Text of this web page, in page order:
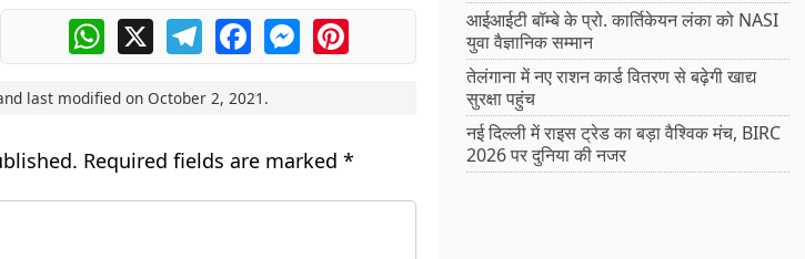
WhatsApp
X TelegramFacebookMessengerPinterest
last modified on October 2, 2021 .
Required fields are marked *
आईआईटी बॉम्बे के प्रो. कार्तिकेयन लंका को NASI
युवा वैज्ञानिक सम्मान
तेलंगाना में नए राशन कार्ड वितरण से बढ़ेगी खाद्य
सुरक्षा पहुंच
नई दिल्ली में राइस ट्रेड का बड़ा वैश्विक मंच, BIRC
2026 पर दुनिया की नजर